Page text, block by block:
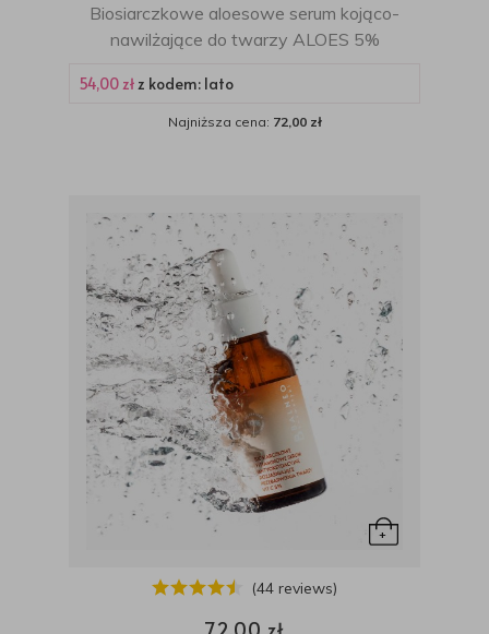
Biosiarczkowe aloesowe serum kojąco-
nawilżające do twarzy ALOES 5%
54,00 zł z kodem: lato
Najniższa cena: 72,00 zł
(44 reviews)